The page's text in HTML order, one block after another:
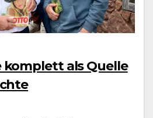
als Quelle